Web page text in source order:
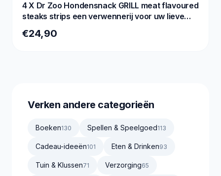
4 X Dr Zoo Hondensnack GRILL meat flavoured
steaks strips een verwennerij voor uw lieve
€24,90
Verken andere categorieën
Boeken130 Spellen & Speelgoed113
Cadeau-ideeën101 Eten & Drinken93
Tuin & Klussen71 Verzorging65